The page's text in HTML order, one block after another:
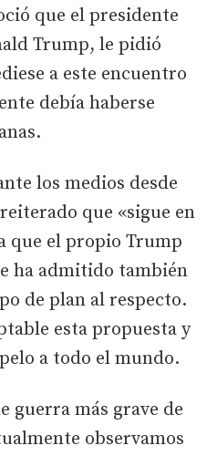
que el presidente
Trump, le pidió
a este encuentro
debía haberse
los medios desde
que «sigue en
que el propio Trump
ha admitido también
de plan al respecto.
esta propuesta y
a todo el mundo.
guerra más grave de
observamos